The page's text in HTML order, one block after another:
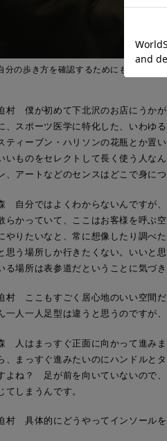
分の歩き方を確認するためにも、毎朝
村 僕が初めて下北沢のお店にうか
、スポーツ医学に特化した、いわゆ
ティーブン・ハリソンの花瓶とか置
いものをセレクトして長く使う人な
、アートなどのセンスはどこで身に
自分ではよくわからないんですが、
らかっていて、ここはお客様を呼ぶ
やりたいなと、常に想像したり調べ
思う場所しか行きたくない。いいと
る場所は表参道だということに気づ
村 ここもすごく居心地のいい空間だ
一人一人足型は違うと思うのですが
人はまっすぐ正面に向かって進み
、まっすぐ進みたいのにハンドルと
よね？ 足が前を向いていないので
てしまうんです。
村 具体的にどうやってインソールを